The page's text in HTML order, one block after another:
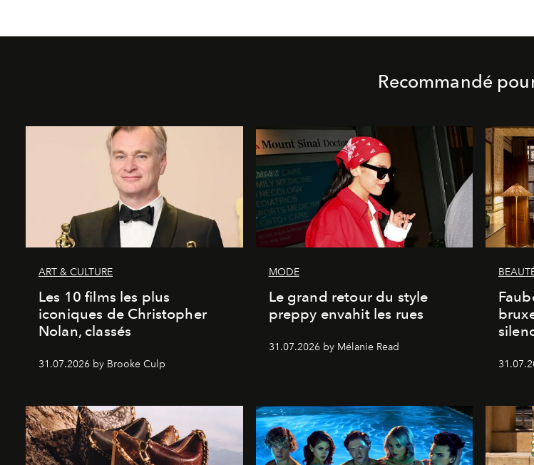
Recommandé
ART & CULTURE
Les 10 films les plus
iconiques de Christopher
Nolan, classés
31.07.2026 by Brooke Culp
MODE
Le grand retour du style
preppy envahit les rues
31.07.2026 by Mélanie Read